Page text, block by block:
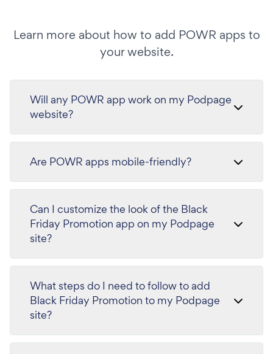
Learn more about how to add POWR apps to
your website.
Will any POWR app work on my Podpage
website?
Are POWR apps mobile-friendly?
Can I customize the look of the Black
Friday Promotion app on my Podpage
site?
What steps do I need to follow to add
Black Friday Promotion to my Podpage
site?